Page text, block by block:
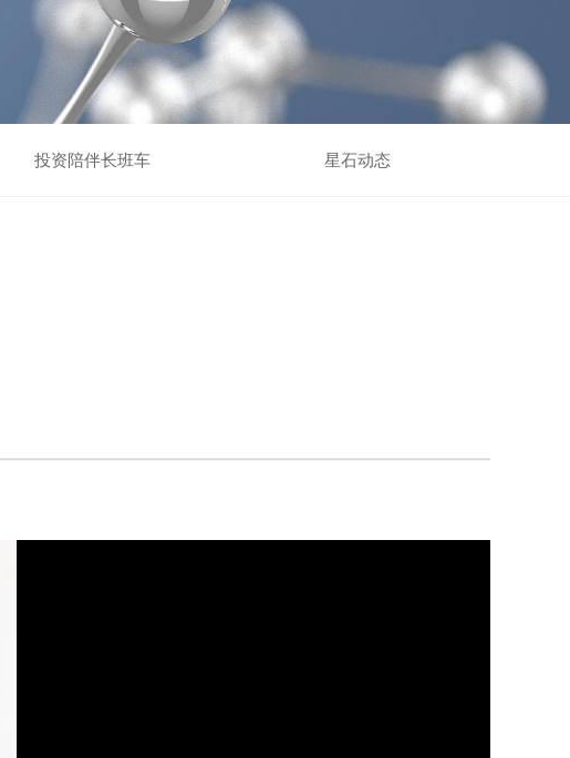
投资陪伴长班车 星石动态